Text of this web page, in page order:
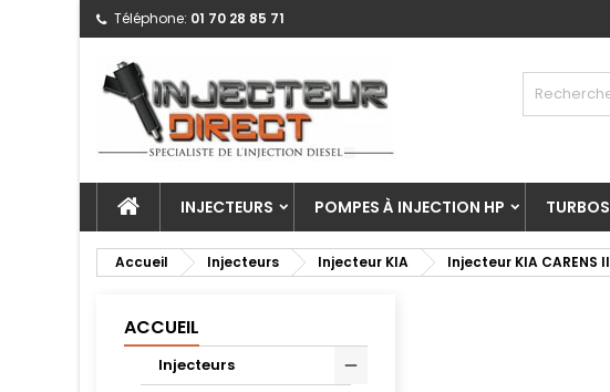
Téléphone: 01 70 28 85 71
INJECTEURS POMPES À INJECTION HP TURBOS
Accueil Injecteurs Injecteur KIA Injecteur KIA CARENS II
ACCUEIL
Injecteurs